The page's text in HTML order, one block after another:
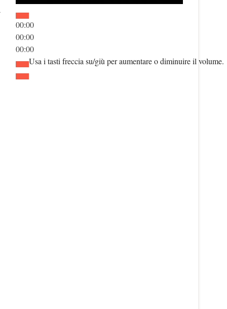
00:00
00:00
00:00
Usa i tasti freccia su/giù per aumentare o diminuire il volume.